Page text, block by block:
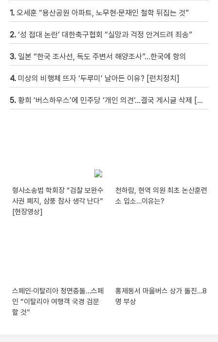
1. 오세훈 “용산공원 아파트, 노무현·문재인 철학 뒤집는 것”
2. ‘성 접대 논란’ 대한축구협회 “실망과 걱정 안겨드려 죄송”
3. 일본 “한국 조사선, 독도 주변서 해양조사”…한국에 항의
4. 미상의 비행체 뜨자 ‘두루미’ 날아든 이유? [런치정치]
5. 황희 ‘버스하우스’에 민주당 ‘개인 의견’…결국 게시글 삭제 [자막뉴스]
형사소송법 학회장 “검찰 보완수
사권 폐지, 삼풍 참사 생각 난다”
[현장영상]
천하람, 현역 의원 최초 논산훈련
소 입소…이유는?
스페인·이탈리아 정면충돌…스페
인 “이탈리아 여행객 국경 검문
할 것”
홍제동서 마을버스 상가 돌진…8
명 부상